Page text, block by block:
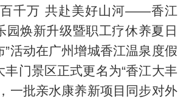
百千万 共赴美好山河——香江
园焕新升级暨职工疗休养夏日
”活动在广州增城香江温泉度假
丰门景区正式更名为“香江大丰
一批亲水康养新项目同步对外